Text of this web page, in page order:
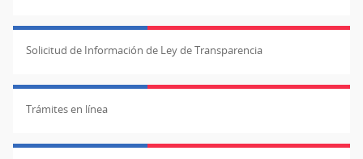
Solicitud de Información de Ley de Transparencia
Trámites en línea